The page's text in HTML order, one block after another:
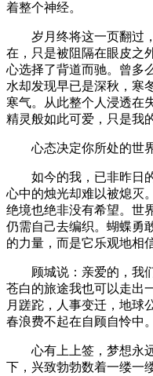
着整个神经。
岁月终将这一页翻过，
在，只是被阻隔在眼皮之
心选择了背道而驰。曾多
水却发现早已是深秋，寒
寒气。从此整个人浸透在
精灵般如此可爱，只是我
心态决定你所处的世界
如今的我，已非昨日的
心中的烛光却难以被熄灭
绝境也绝非没有希望。世
仍需自己去编织。蝴蝶勇
的力量，而是它乐观地相
顾城说：亲爱的，我们
苍白的旅途我也可以走出
月蹉跎，人事变迁，地球
春浪费不起在自顾自怜中
心有上上签，梦想永远
下，兴致勃勃数着一缕一